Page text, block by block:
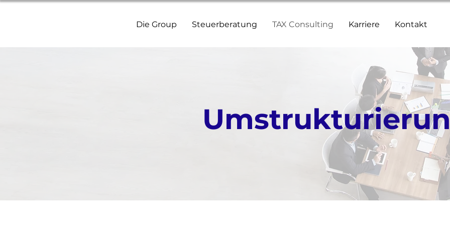
Die Group Steuerberatung TAX Consulting Karriere Kontakt